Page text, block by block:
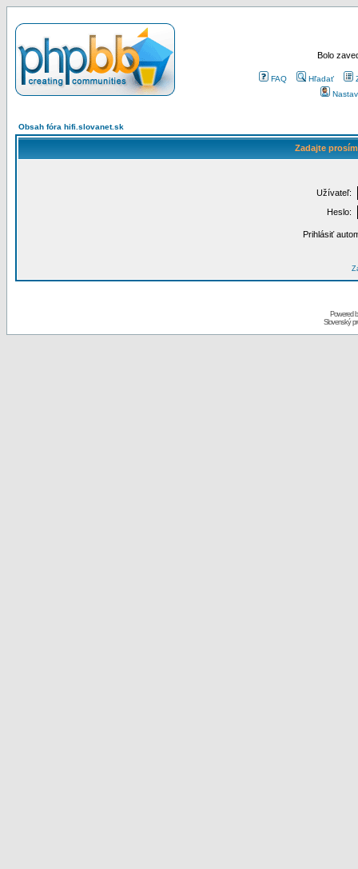
Bolo
FAQ Hľadať
Obsah fóra hifi.slovanet.sk
Zadajte
Užívateľ:
Heslo:
Prihlásiť
Powered
Slovenský